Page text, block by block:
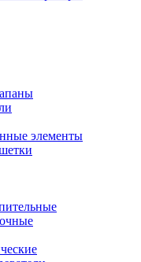
элементы